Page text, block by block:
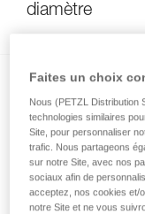
diamètre
Installer un
Faites un choix
Nous (PETZL Distribution
technologies similaires
Site, pour personnaliser
trafic. Nous partageons
sur notre Site, avec nos
sociaux afin de
acceptez, nos cookies et/
notre Site et ne vous